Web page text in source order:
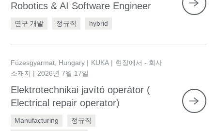
Robotics & AI Software Engineer
연구 개발 정규직 hybrid
Füzesgyarmat, Hungary KUKA
현장에서 - 회사
소재지
2026년 7월 17일
Elektrotechnikai javító operátor (
Electrical repair operator)
Manufacturing
정규직